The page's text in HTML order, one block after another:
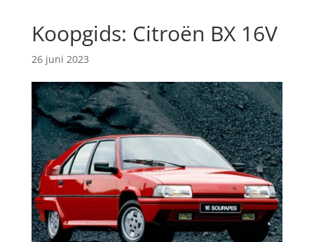
Koopgids: Citroën BX 16V
26 juni 2023